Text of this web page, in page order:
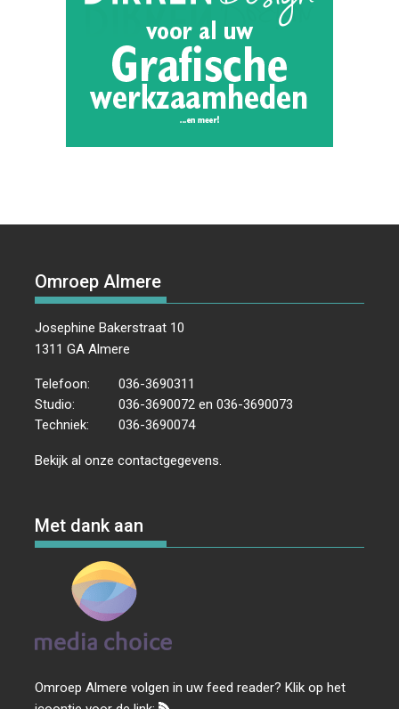
Omroep Almere
Josephine Bakerstraat 10
1311 GA Almere
Telefoon:
036-3690311
Studio:
036-3690072 en 036-3690073
Techniek:
036-3690074
Bekijk al onzecontactgegevens.
Met dank aan
Omroep Almere volgen in uw feed reader? Klik op het